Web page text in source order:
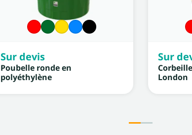
Sur devis
Poubelle ronde en
polyéthylène
Sur
London